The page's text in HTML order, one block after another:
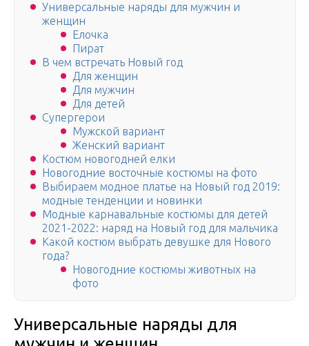
Универсальные наряды для мужчин и
женщин
Елочка
Пират
В чем встречать Новый год
Для женщин
Для мужчин
Для детей
Супергерои
Мужской вариант
Женский вариант
Костюм новогодней елки
Новогодние восточные костюмы на фото
Выбираем модное платье на Новый год 2019:
модные тенденции и новинки
Модные карнавальные костюмы для детей
2021-2022: наряд на Новый год для мальчика
Какой костюм выбрать девушке для Нового
года?
Новогодние костюмы животных на
фото
Универсальные наряды для